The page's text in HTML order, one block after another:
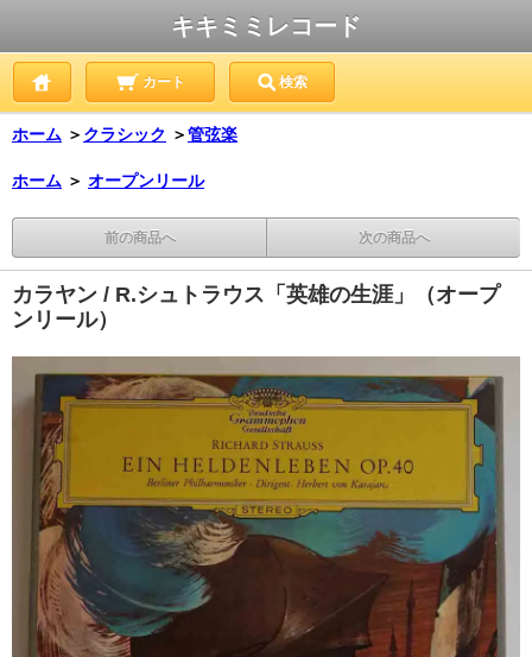
キキミミレコード
カート 検索
ホーム ＞ クラシック ＞管弦楽
ホーム ＞ オープンリール
前の商品へ 次の商品へ
カラヤン / R.シュトラウス「英雄の生涯」（オープ
ンリール）